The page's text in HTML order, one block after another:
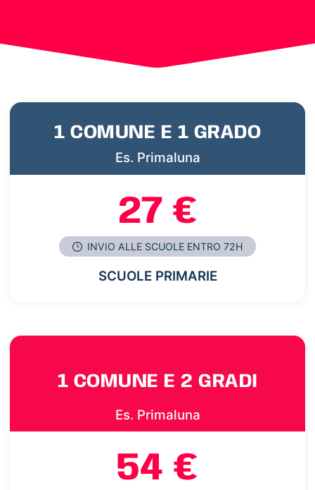
1 COMUNE E 1 GRADO
Es. Primaluna
27 €
INVIO ALLE SCUOLE ENTRO 72H
SCUOLE PRIMARIE
1 COMUNE E 2 GRADI
Es. Primaluna
54 €